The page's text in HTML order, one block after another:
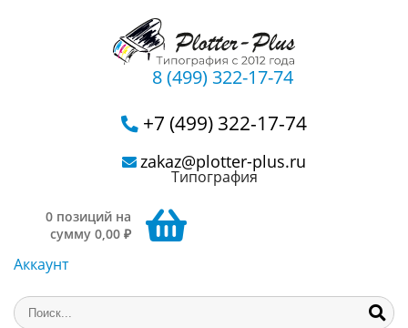
8 (499) 322-17-74
+7 (499) 322-17-74
zakaz@plotter-plus.ru
Типография
0 позиций на
сумму 0,00 ₽
Аккаунт